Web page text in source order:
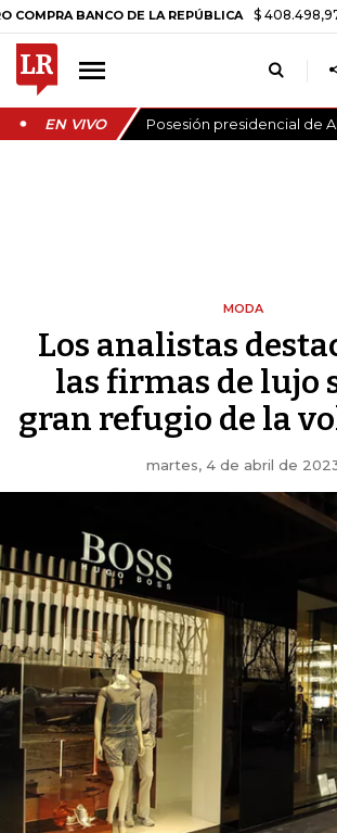
BANCO DE LA REPÚBLICA $ 408.498,97 +$
EN VIVO Posesión presidencial de
MODA
Los analistas
las firmas de lujo
gran refugio de la
martes, 4 de abril de